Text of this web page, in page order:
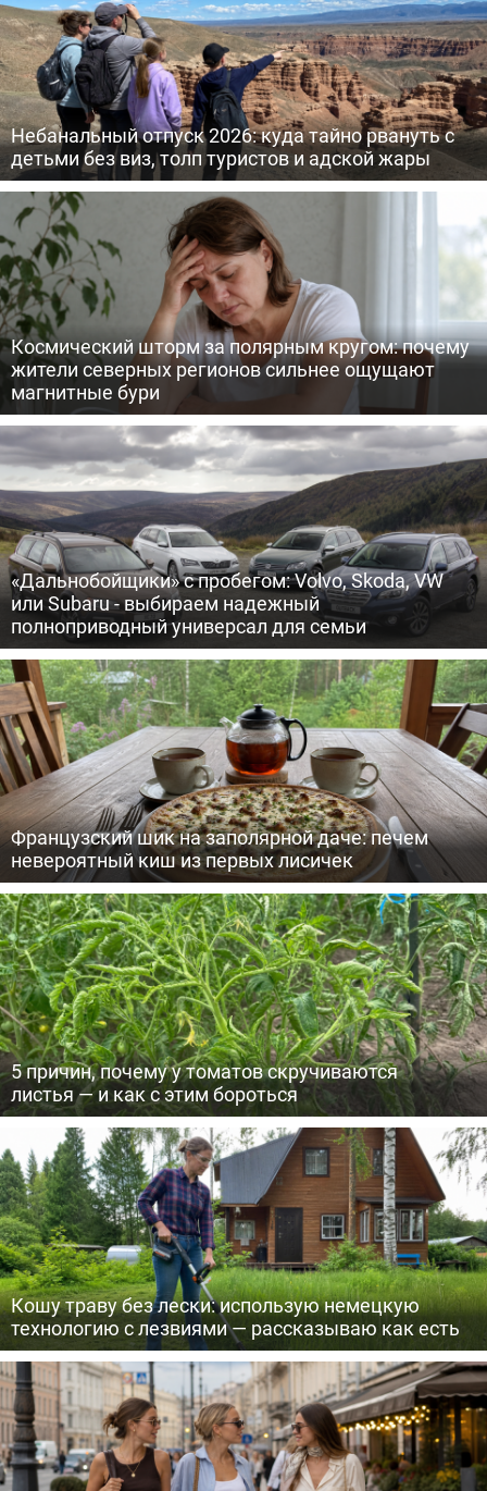
Небанальный отпуск 2026: куда тайно рвануть с
детьми без виз, толп туристов и адской жары
Космический шторм за полярным кругом: почему
жители северных регионов сильнее ощущают
магнитные бури
«Дальнобойщики» с пробегом: Volvo, Skoda, VW
или Subaru - выбираем надежный
полноприводный универсал для семьи
Французский шик на заполярной даче: печем
невероятный киш из первых лисичек
5 причин, почему у томатов скручиваются
листья — и как с этим бороться
Кошу траву без лески: использую немецкую
технологию с лезвиями — рассказываю как есть